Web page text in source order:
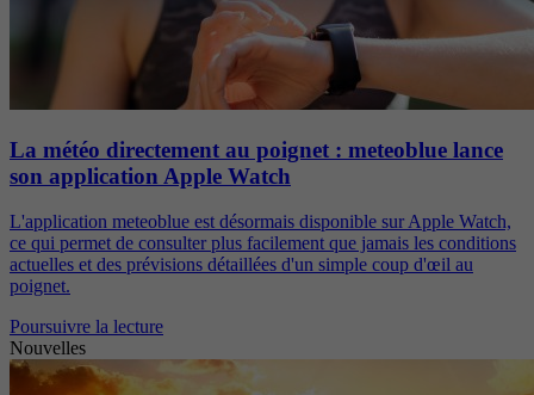
La météo directement au poignet : meteoblue lance
son application Apple Watch
L'application meteoblue est désormais disponible sur Apple Watch,
ce qui permet de consulter plus facilement que jamais les conditions
actuelles et des prévisions détaillées d'un simple coup d'œil au
poignet.
Poursuivre la lecture
Nouvelles